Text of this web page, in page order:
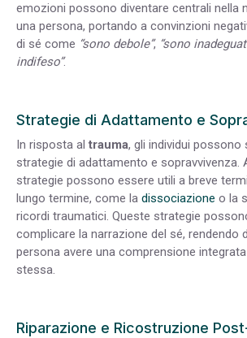
emozioni possono diventare centrali nella
una persona, portando a convinzioni
di sé come “sono debole”, “sono
indifeso”.
Strategie di Adattamento e
In risposta al trauma, gli individui possono
strategie di adattamento e sopravvivenza.
strategie possono essere utili a breve
lungo termine, come la dissociazione o la
ricordi traumatici. Queste strategie
complicare la narrazione del sé, rendendo
persona avere una comprensione
stessa.
Riparazione e Ricostruzione